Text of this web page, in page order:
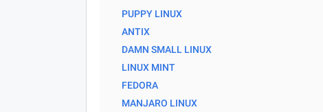
PUPPY LINUX
ANTIX
DAMN SMALL LINUX
LINUX MINT
FEDORA
MANJARO LINUX